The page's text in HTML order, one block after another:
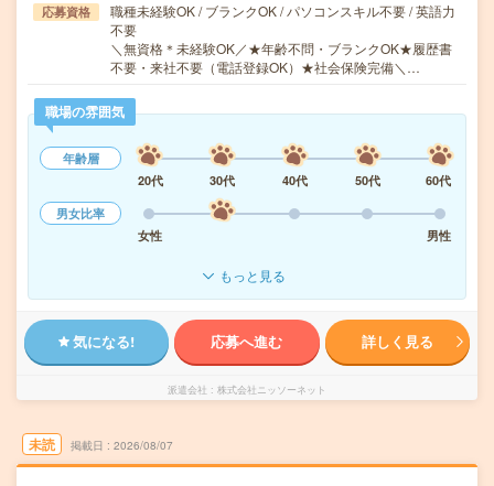
応募資格
職種未経験OK / ブランクOK / パソコンスキル不要 / 英語力
不要
＼無資格＊未経験OK／★年齢不問・ブランクOK★履歴書
不要・来社不要（電話登録OK）★社会保険完備＼…
職場の雰囲気
年齢層
20代
30代 40代 50代
60代
男女比率
女性
男性
もっと見る
気になる! 応募へ進む 詳しく見る
派遣会社 株式会社ニッソーネット
未読 掲載日 2026/08/07